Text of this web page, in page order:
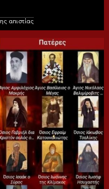
απιστίας